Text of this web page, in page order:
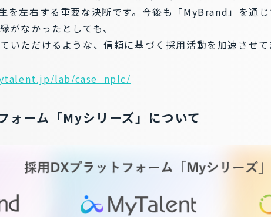
を左右する重要な決断です。今後も「MyBrand」を通じ
がなかったとしても、
いただけるような、信頼に基づく採用活動を加速させて
lab/case_nplc/
ォーム「Myシリーズ」について